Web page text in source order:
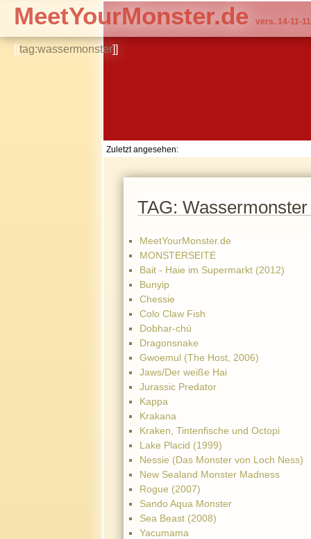
[[tag:wassermonster]]
MeetYourMonster.de vers. 14-11-11
Zuletzt angesehen:
TAG: Wassermonster
MeetYourMonster.de
MONSTERSEITE
Bait - Haie im Supermarkt (2012)
Bunyip
Chessie
Colo Claw Fish
Dobhar-chú
Dragonsnake
Gwoemul (The Host, 2006)
Jaws/Der weiße Hai
Jurassic Predator
Kappa
Krakana
Kraken, Tintenfische und Octopi
Lake Placid (1999)
Nessie (Das Monster von Loch Ness)
New Sealand Monster Madness
Rogue (2007)
Sando Aqua Monster
Sea Beast (2008)
Yacumama